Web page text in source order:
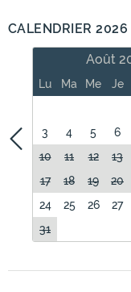
CALENDRIER 2026
Août
Lu Ma Me Je
3
4 5 6
10
11 12 13
17
18 19 20
24
25 26 27
31